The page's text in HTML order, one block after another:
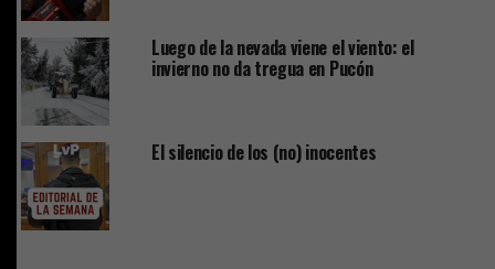
Luego de la nevada viene el viento: el
invierno no da tregua en Pucón
El silencio de los (no) inocentes